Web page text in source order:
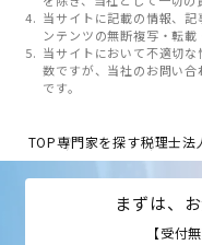
当サイトに記載の情報、
ンテンツの無断複写・転載
当サイトにおいて不適切
数ですが、当社のお問い
です。
TOP専門家を探す税理士法
まずは、
【受付